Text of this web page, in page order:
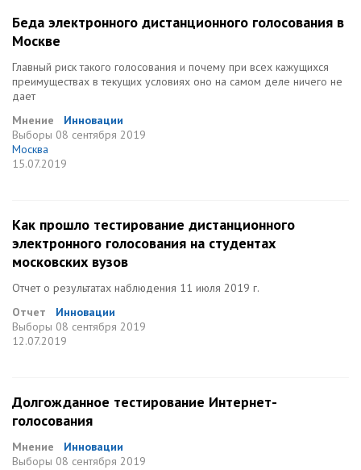
Беда электронного дистанционного голосования в
Москве
Главный риск такого голосования и почему при всех кажущихся
преимуществах в текущих условиях оно на самом деле ничего не
дает
Мнение
Инновации
Выборы 08 сентября 2019
Москва
15.07.2019
Как прошло тестирование дистанционного
электронного голосования на студентах
московских вузов
Отчет о результатах наблюдения 11 июля 2019 г.
Отчет
Инновации
Выборы 08 сентября 2019
12.07.2019
Долгожданное тестирование Интернет-
голосования
Мнение
Инновации
Выборы 08 сентября 2019